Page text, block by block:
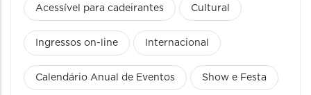
Acessível para cadeirantes Cultural
Ingressos on-line Internacional
Calendário Anual de Eventos Show e Festa